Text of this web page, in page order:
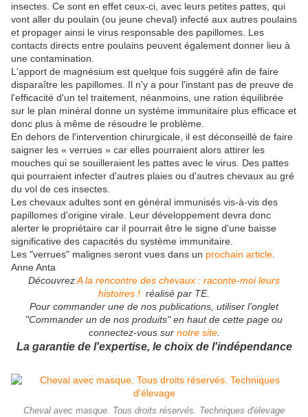
insectes. Ce sont en effet ceux-ci, avec leurs petites pattes, qui
vont aller du poulain (ou jeune cheval) infecté aux autres poulains
et propager ainsi le virus responsable des papillomes. Les
contacts directs entre poulains peuvent également donner lieu à
une contamination.
L'apport de magnésium est quelque fois suggéré afin de faire
disparaître les papillomes. Il n'y a pour l'instant pas de preuve de
l'efficacité d'un tel traitement, néanmoins, une ration équilibrée
sur le plan minéral donne un système immunitaire plus efficace et
donc plus à même de résoudre le problème.
En dehors de l'intervention chirurgicale, il est déconseillé de faire
saigner les « verrues » car elles pourraient alors attirer les
mouches qui se souilleraient les pattes avec le virus. Des pattes
qui pourraient infecter d'autres plaies ou d'autres chevaux au gré
du vol de ces insectes.
Les chevaux adultes sont en général immunisés vis-à-vis des
papillomes d'origine virale. Leur développement devra donc
alerter le propriétaire car il pourrait être le signe d'une baisse
significative des capacités du système immunitaire.
Les "verrues" malignes seront vues dans un prochain article
Anne Anta
DécouvrezA la rencontre des chevaux : raconte-moi leurs
histoires ! réalisé par TE.
Pour commander une de nos publications, utiliser l’onglet
"Commander un de nos produits" en haut de cette page ou
connectez-vous sur notre site.
La garantie de l'expertise, le choix de l'indépendance
Cheval avec masque. Tous droits réservés. Techniques d'élevage